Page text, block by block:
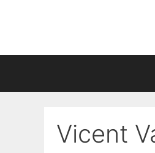
Vicent